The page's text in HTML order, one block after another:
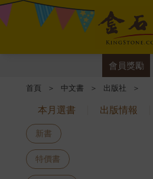
會員獎勵
首頁 ＞ 中文書 ＞ 出版社 ＞
本月選書 出版情報
新書
特價書